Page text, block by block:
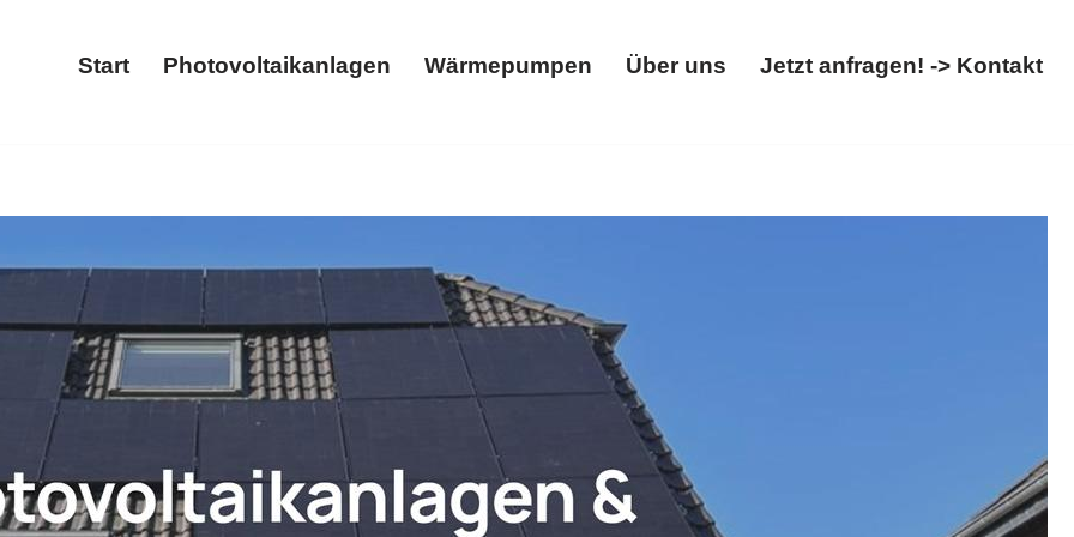
Start Photovoltaikanlagen Wärmepumpen Über uns Jetzt anfragen! -> Kontakt
oder ✓Stromspeicher, Photovoltaikanlage, Wärmepumpe, Wallbox ansehen. Öffnen Sie ✓Wärmepumpe,
✓Wallbox für Dorsel?
Solarteam-Hacker, Ihr Energieprofi. Wir begleiten Sie auf Ihrem Weg ✉.